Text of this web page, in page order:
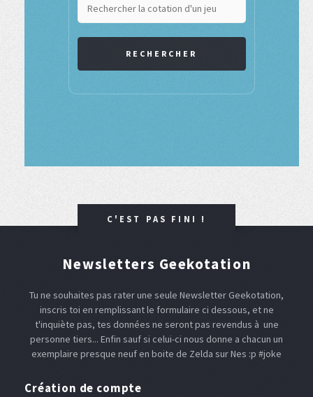
RECHERCHER
C'EST PAS FINI !
Newsletters Geekotation
Tu ne souhaites pas rater une seule Newsletter Geekotation,
inscris toi en remplissant le formulaire ci dessous, et ne
t'inquiète pas, tes données ne seront pas revendus à une
personne tiers... Enfin sauf si celui-ci nous donne a chacun un
exemplaire presque neuf en boite de Zelda sur Nes :p #joke
Création de compte